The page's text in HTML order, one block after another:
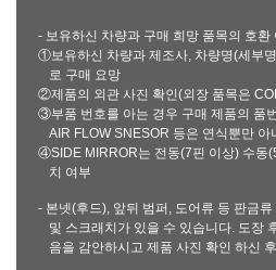
- 보유하신 차량과 구매 희망 품목의 호환
①보유하신 차량과 제조사, 차량명(세부
로 구매 요망
②제품의 외관 사진 확인(외장 품목은
③부품 번호를 아는 경우 구매 제품의 품
AIR FLOW SNESOR 등은 연식뿐만 아
④SIDE MIRROR는 전동(7핀 이상) 수동
치 여부
- 본넷(후드), 앞뒤 범퍼, 도어류 등 판금
및 스크래치가 있을 수 있습니다. 도장
음을 감안하시고 제품 사진 확인 하신